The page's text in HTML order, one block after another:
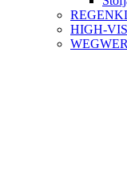
HIGH-VIS